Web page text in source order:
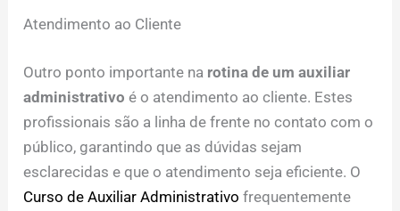
Atendimento ao Cliente
Outro ponto importante na rotina de um auxiliar
administrativo é o atendimento ao cliente. Estes
profissionais são a linha de frente no contato com o
público, garantindo que as dúvidas sejam
esclarecidas e que o atendimento seja eficiente. O
Curso de Auxiliar Administrativo frequentemente